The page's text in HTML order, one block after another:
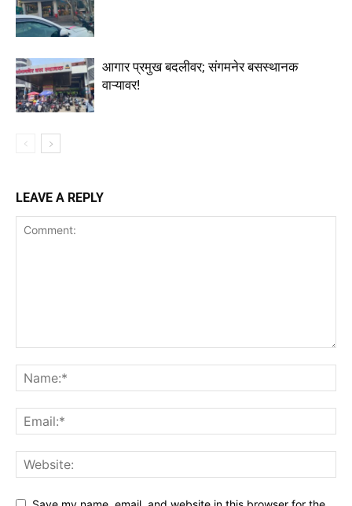
आगार प्रमुख बदलीवर; संगमनेर बसस्थानक
वाऱ्यावर!
LEAVE A REPLY